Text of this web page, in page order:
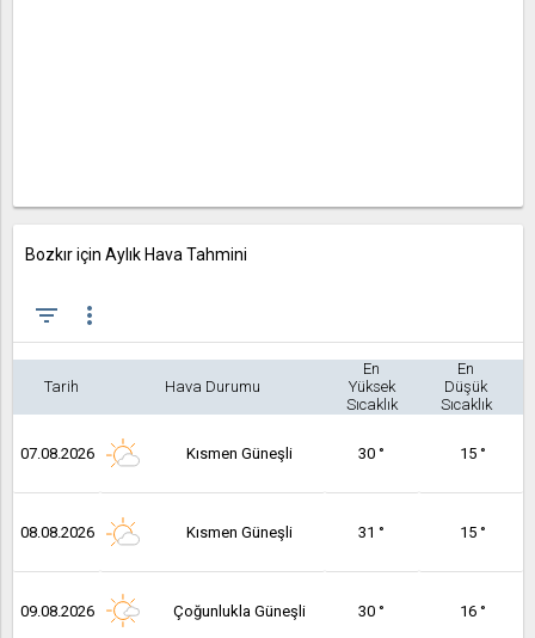
Bozkır için Aylık Hava Tahmini
filter_list more_vert
Tarih Hava Durumu
En
Yüksek
Sıcaklık
En
Düşük
Sıcaklık
07.08.2026 Kısmen Güneşli 30 ° 15 °
08.08.2026 Kısmen Güneşli 31 ° 15 °
09.08.2026 Çoğunlukla Güneşli 30 ° 16 °